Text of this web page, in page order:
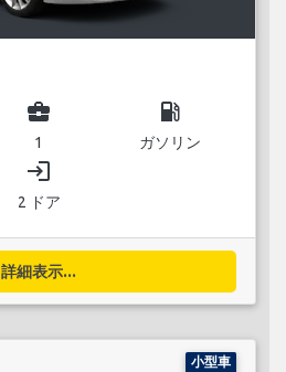
business_center
1
local_gas_station
ガソリン
login
2 ドア
詳細表示...
小型車